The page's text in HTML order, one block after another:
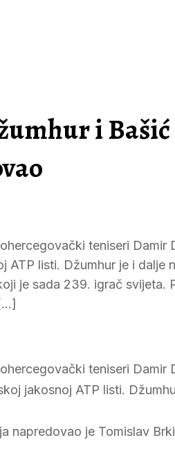
i
teniseri
ATP listi. Džumhur je i dalje
je sada 239. igrač svijeta.
teniseri
jakosnoj ATP listi.
napredovao je Tomislav